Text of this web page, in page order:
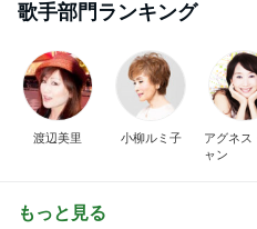
歌手部門ランキング
渡辺美里 小柳ルミ子
アグネス
ャン
もっと見る